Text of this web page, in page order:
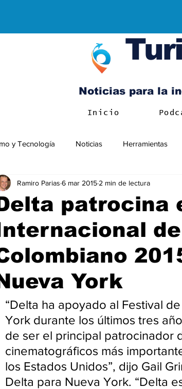
Noticias para la
Inicio
y Tecnología Noticias Herramientas
patrocina
York
Ramiro Parias 6 mar 2015 2 min de lectura
“Delta ha apoyado al Festival
York durante los últimos tres
de ser el principal patrocinador
cinematográficos más
los Estados Unidos”, dijo Gail
Delta para Nueva York. “Delta